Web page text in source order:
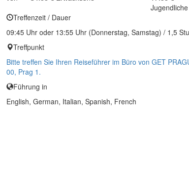
Jugendliche
Treffenzeit / Dauer
09:45 Uhr oder 13:55 Uhr (Donnerstag, Samstag) / 1,5
Treffpunkt
Bitte treffen Sie Ihren Reiseführer im Büro von GET
00, Prag 1.
Führung in
English, German, Italian, Spanish, French